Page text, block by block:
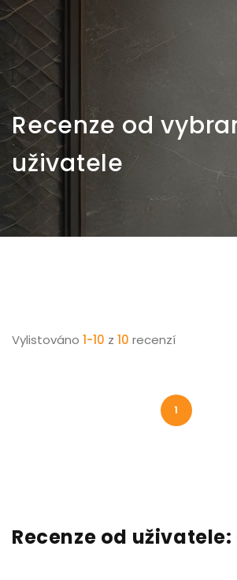
Recenze od
uživatele
Vylistováno 1-10 z 10 recenzí
1
Recenze od uživatele: